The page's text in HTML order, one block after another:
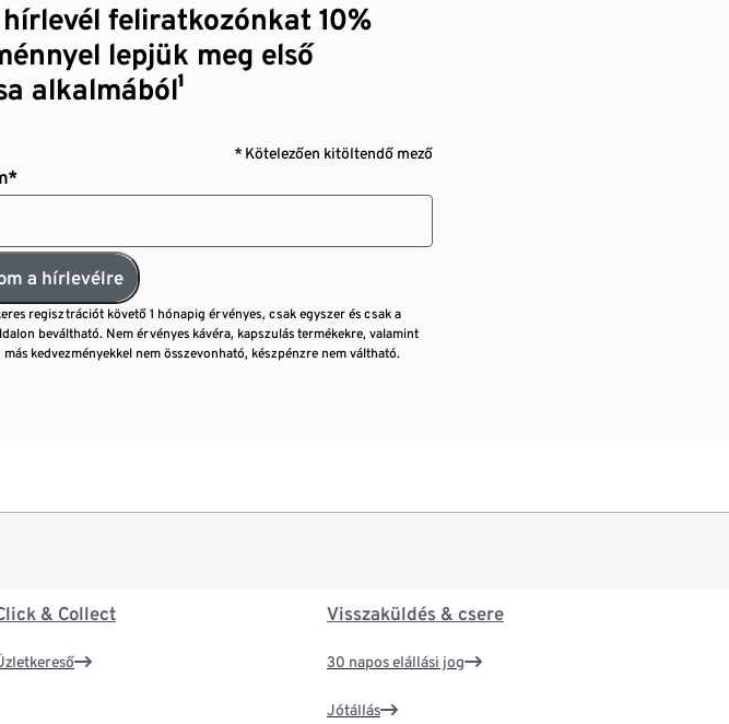
feliratkozónkat 10%
lepjük meg első
alkalmából¹
* Kötelezően kitöltendő mező
a hírlevélre
regisztrációt követő 1 hónapig érvényes, csak egyszer és csak a
beváltható. Nem érvényes kávéra, kapszulás termékekre, valamint
kedvezményekkel nem összevonható, készpénzre nem váltható.
& Collect Visszaküldés & csere
30 napos elállási jog
Jótállás